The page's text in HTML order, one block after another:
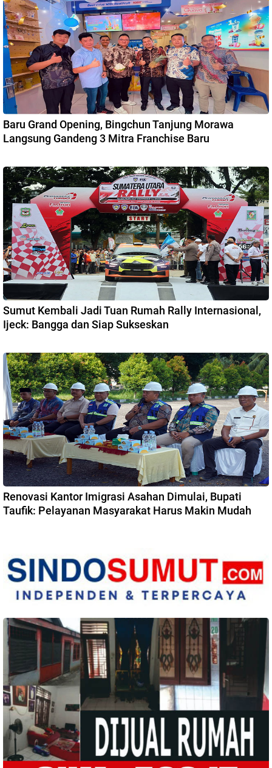
Baru Grand Opening, Bingchun Tanjung Morawa
Langsung Gandeng 3 Mitra Franchise Baru
Sumut Kembali Jadi Tuan Rumah Rally Internasional,
Ijeck: Bangga dan Siap Sukseskan
Renovasi Kantor Imigrasi Asahan Dimulai, Bupati
Taufik: Pelayanan Masyarakat Harus Makin Mudah